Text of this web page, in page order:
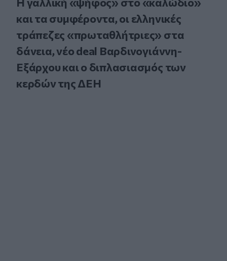
και τα συμφέροντα, οι ελληνικές
τράπεζες «πρωταθλήτριες» στα
δάνεια, νέο deal Βαρδινογιάννη-
Εξάρχου και ο διπλασιασμός των
κερδών της ΔΕΗ